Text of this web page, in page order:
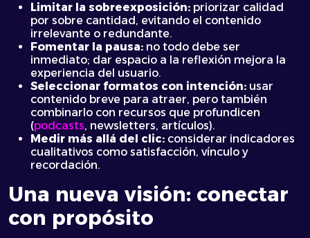
Limitar la sobreexposición: priorizar calidad
por sobre cantidad, evitando el contenido
irrelevante o redundante.
Fomentar la pausa: no todo debe ser
inmediato; dar espacio a la reflexión mejora la
experiencia del usuario.
Seleccionar formatos con intención: usar
contenido breve para atraer, pero también
combinarlo con recursos que profundicen
(podcasts, newsletters, artículos).
Medir más allá del clic: considerar indicadores
cualitativos como satisfacción, vínculo y
recordación.
Una nueva visión: conectar
con propósito